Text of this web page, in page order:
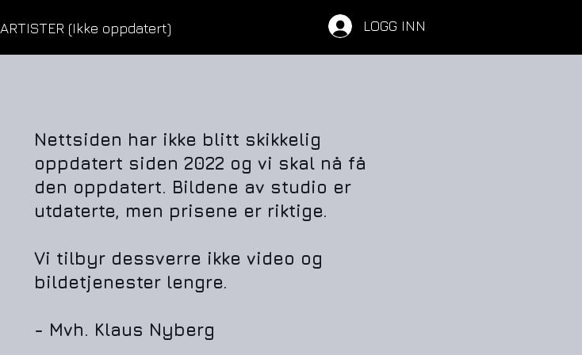
ARTISTER (Ikke oppdatert) LOGG INN
Nettsiden har ikke blitt skikkelig
oppdatert siden 2022 og vi skal nå få
den oppdatert. Bildene av studio er
utdaterte, men prisene er riktige.
Vi tilbyr dessverre ikke video og
bildetjenester lengre.
- Mvh. Klaus Nyberg